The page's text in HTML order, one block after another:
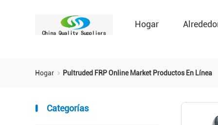
Hogar
Hogar Pultruded FRP Online Market Productos En Línea
Categorías